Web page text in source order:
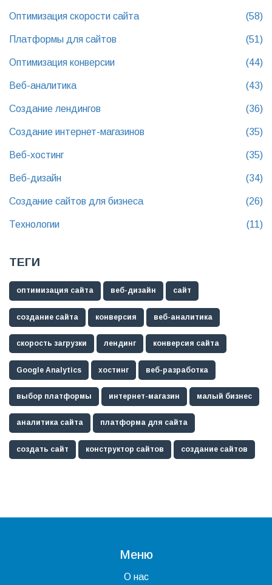
Оптимизация скорости сайта (58)
Платформы для сайтов (51)
Оптимизация конверсии (44)
Веб-аналитика (43)
Создание лендингов (36)
Создание интернет-магазинов (35)
Веб-хостинг (35)
Веб-дизайн (34)
Создание сайтов для бизнеса (26)
Технологии (11)
ТЕГИ
оптимизация сайта веб-дизайн сайт
создание сайта конверсия веб-аналитика
скорость загрузки лендинг конверсия сайта
Google Analytics хостинг веб-разработка
выбор платформы интернет-магазин малый бизнес
аналитика сайта платформа для сайта
создать сайт конструктор сайтов создание сайтов
Меню
О нас